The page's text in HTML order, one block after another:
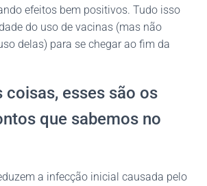
efeitos bem positivos. Tudo isso
do uso de vacinas (mas não
delas) para se chegar ao fim da
coisas, esses são os
que sabemos no
a infecção inicial causada pelo